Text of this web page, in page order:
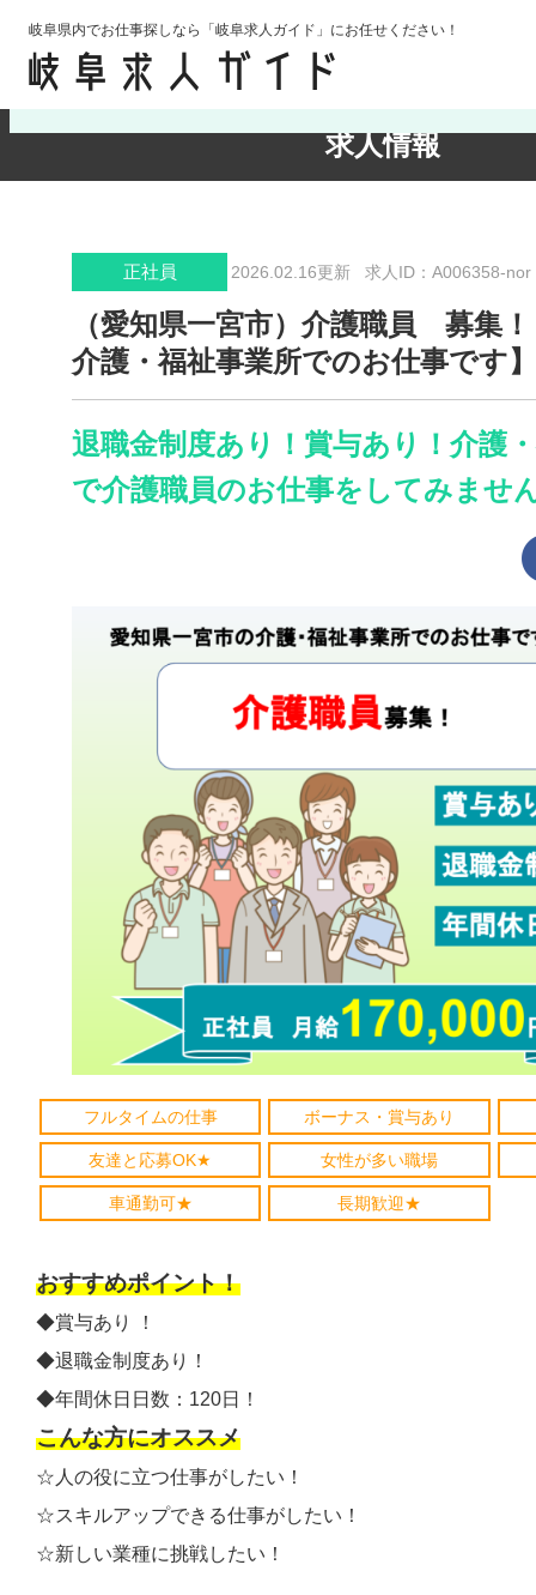
岐阜県内でお仕事探しなら「岐阜求人ガイド」にお任せください！
求人情報
検索条件の確認・変更
正社員 2026.02.16更新 求人ID：A006358-nor
（愛知県一宮市）介護職員 募集
介護・福祉事業所でのお仕事です】
退職金制度あり！賞与あり！介護
で介護職員のお仕事をしてみませ
フルタイムの仕事 ボーナス・賞与あり
友達と応募OK★ 女性が多い職場
車通勤可★ 長期歓迎★
おすすめポイント！
◆賞与あり ！
◆退職金制度あり！
◆年間休日日数：120日！
こんな方にオススメ
☆人の役に立つ仕事がしたい！
☆スキルアップできる仕事がしたい！
☆新しい業種に挑戦したい！